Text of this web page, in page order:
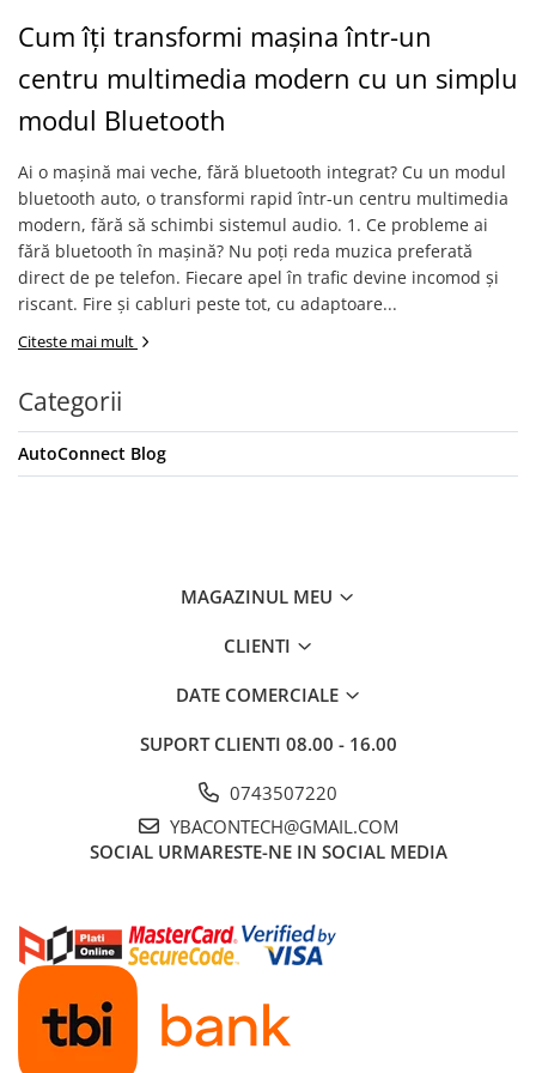
Renault
Mercedes Benz
Citroen / Peugeot
Volvo
Jeep / Crysler / Dodge
Subaru
Suzuki
Land Rover
Opel
Porsche
Cum îți transformi mașina într-un
centru multimedia modern cu un simplu
modul Bluetooth
Ai o mașină mai veche, fără bluetooth integrat? Cu un modul
bluetooth auto, o transformi rapid într-un centru multimedia
modern, fără să schimbi sistemul audio. 1. Ce probleme ai
fără bluetooth în mașină? Nu poți reda muzica preferată
direct de pe telefon. Fiecare apel în trafic devine incomod și
riscant. Fire și cabluri peste tot, cu adaptoare...
Citeste mai mult
Categorii
AutoConnect Blog
MAGAZINUL MEU
CLIENTI
DATE COMERCIALE
SUPORT CLIENTI 08.00 - 16.00
0743507220
YBACONTECH@GMAIL.COM
SOCIAL URMARESTE-NE IN SOCIAL MEDIA